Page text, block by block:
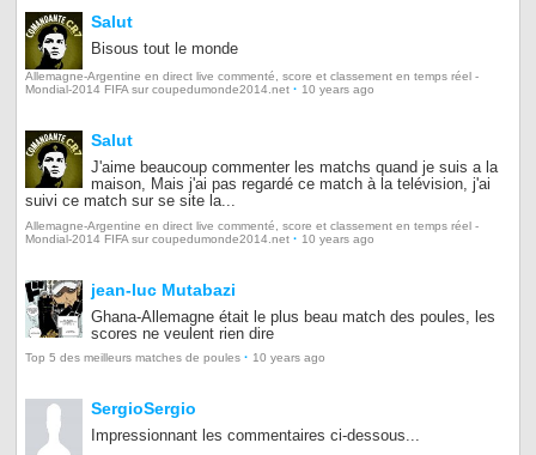
Salut
Bisous tout le monde
Allemagne-Argentine en direct live commenté, score et classement en temps réel -
Mondial-2014 FIFA sur coupedumonde2014.net · 10 years ago
Salut
J'aime beaucoup commenter les matchs quand je suis a la
maison, Mais j'ai pas regardé ce match à la telévision, j'ai
suivi ce match sur se site la...
Allemagne-Argentine en direct live commenté, score et classement en temps réel -
Mondial-2014 FIFA sur coupedumonde2014.net · 10 years ago
jean-luc Mutabazi
Ghana-Allemagne était le plus beau match des poules, les
scores ne veulent rien dire
Top 5 des meilleurs matches de poules · 10 years ago
SergioSergio
Impressionnant les commentaires ci-dessous...